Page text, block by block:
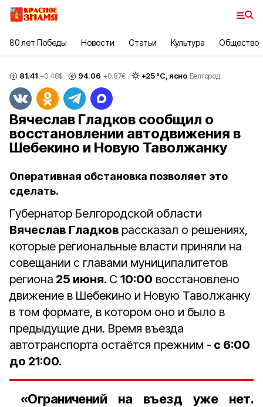
80 лет Победы Новости Статьи Культура Общество
81.41 +0.48$ 94.06 +0.87€ +25°С, ясно Белгород
Вячеслав Гладков сообщил о
восстановлении автодвижения в
Шебекино и Новую Таволжанку
Оперативная обстановка позволяет это
сделать.
Губернатор Белгородской области
Вячеслав Гладков рассказал о решениях,
которые региональные власти приняли на
совещании с главами муниципалитетов
региона 25 июня. С 10:00 восстановлено
движение в Шебекино и Новую Таволжанку
в том формате, в котором оно и было в
предыдущие дни. Время въезда
автотранспорта остаётся прежним - с 6:00
до 21:00.
«Ограничений на въезд уже нет.